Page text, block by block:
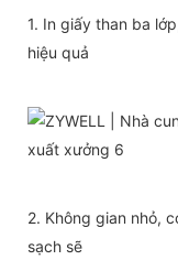
1. In giấy than ba
hiệu quả
2. Không gian nhỏ,
sạch sẽ